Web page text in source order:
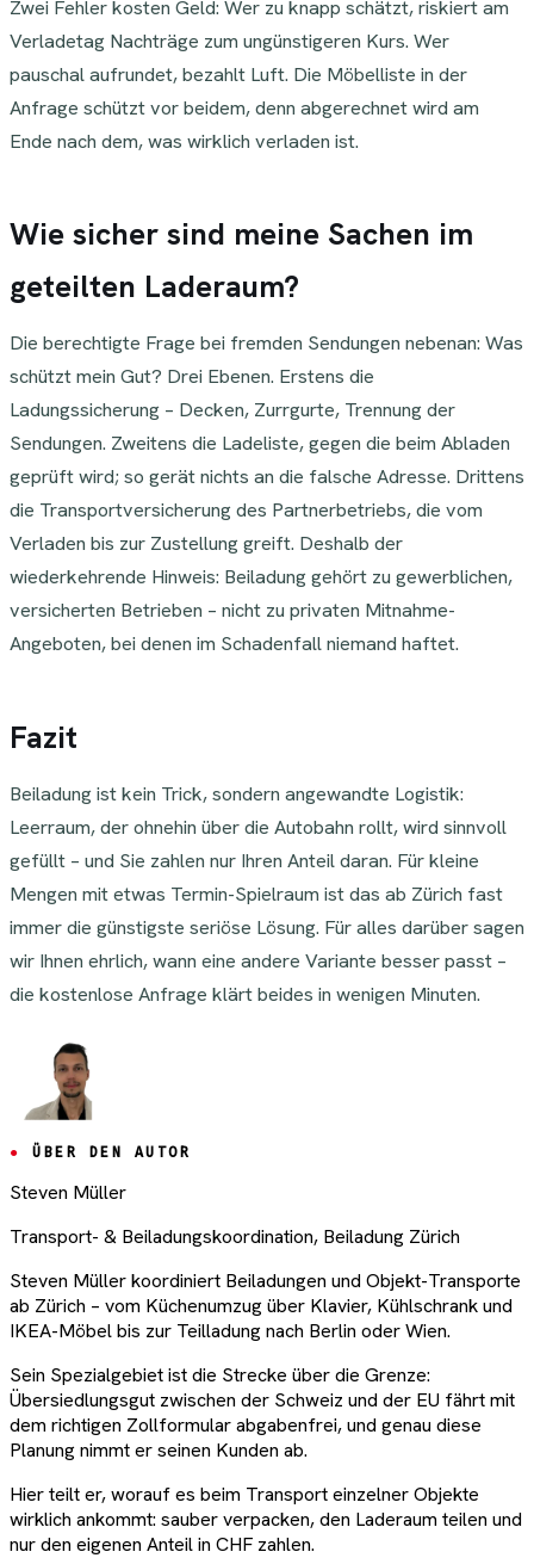
Zwei Fehler kosten Geld: Wer zu knapp schätzt, riskiert am
Verladetag Nachträge zum ungünstigeren Kurs. Wer
pauschal aufrundet, bezahlt Luft. Die Möbelliste in der
Anfrage schützt vor beidem, denn abgerechnet wird am
Ende nach dem, was wirklich verladen ist.
Wie sicher sind meine Sachen im
geteilten Laderaum?
Die berechtigte Frage bei fremden Sendungen nebenan: Was
schützt mein Gut? Drei Ebenen. Erstens die
Ladungssicherung – Decken, Zurrgurte, Trennung der
Sendungen. Zweitens die Ladeliste, gegen die beim Abladen
geprüft wird; so gerät nichts an die falsche Adresse. Drittens
die Transportversicherung des Partnerbetriebs, die vom
Verladen bis zur Zustellung greift. Deshalb der
wiederkehrende Hinweis: Beiladung gehört zu gewerblichen,
versicherten Betrieben – nicht zu privaten Mitnahme-
Angeboten, bei denen im Schadenfall niemand haftet.
Fazit
Beiladung ist kein Trick, sondern angewandte Logistik:
Leerraum, der ohnehin über die Autobahn rollt, wird sinnvoll
gefüllt – und Sie zahlen nur Ihren Anteil daran. Für kleine
Mengen mit etwas Termin-Spielraum ist das ab Zürich fast
immer die günstigste seriöse Lösung. Für alles darüber sagen
wir Ihnen ehrlich, wann eine andere Variante besser passt –
die kostenlose Anfrage klärt beides in wenigen Minuten.
ÜBER DEN AUTOR
Steven Müller
Transport- & Beiladungskoordination, Beiladung Zürich
Steven Müller koordiniert Beiladungen und Objekt-Transporte
ab Zürich – vom Küchenumzug über Klavier, Kühlschrank und
IKEA-Möbel bis zur Teilladung nach Berlin oder Wien.
Sein Spezialgebiet ist die Strecke über die Grenze:
Übersiedlungsgut zwischen der Schweiz und der EU fährt mit
dem richtigen Zollformular abgabenfrei, und genau diese
Planung nimmt er seinen Kunden ab.
Hier teilt er, worauf es beim Transport einzelner Objekte
wirklich ankommt: sauber verpacken, den Laderaum teilen und
nur den eigenen Anteil in CHF zahlen.